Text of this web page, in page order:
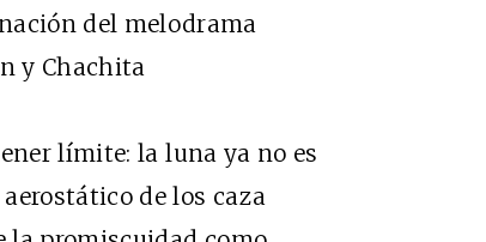
del melodrama
y Chachita
límite: la luna ya no es
de los caza